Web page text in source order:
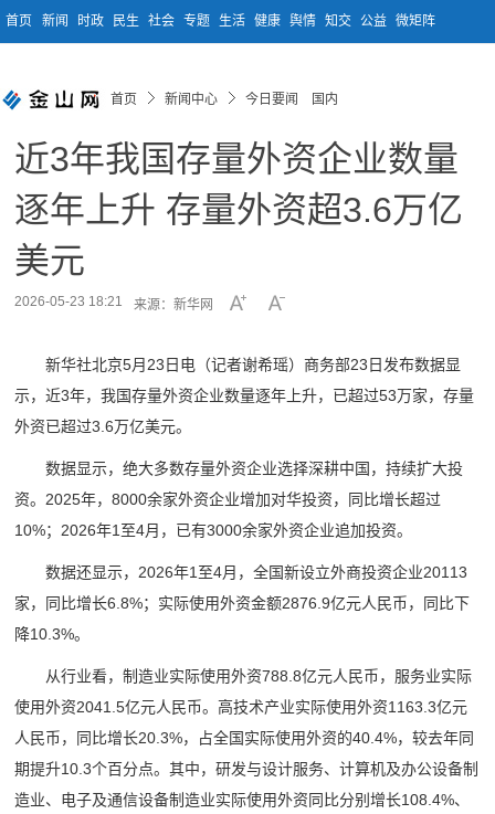
首页 新闻 时政 民生 社会 专题 生活 健康 舆情 知交 公益 微矩阵
首页 新闻中心 今日要闻 国内
近3年我国存量外资企业数量
逐年上升 存量外资超3.6万亿
美元
2026-05-23 18:21 来源：新华网
新华社北京5月23日电（记者谢希瑶）商务部23日发布数据显
示，近3年，我国存量外资企业数量逐年上升，已超过53万家，存量
外资已超过3.6万亿美元。
数据显示，绝大多数存量外资企业选择深耕中国，持续扩大投
资。2025年，8000余家外资企业增加对华投资，同比增长超过
10%；2026年1至4月，已有3000余家外资企业追加投资。
数据还显示，2026年1至4月，全国新设立外商投资企业20113
家，同比增长6.8%；实际使用外资金额2876.9亿元人民币，同比下
降10.3%。
从行业看，制造业实际使用外资788.8亿元人民币，服务业实际
使用外资2041.5亿元人民币。高技术产业实际使用外资1163.3亿元
人民币，同比增长20.3%，占全国实际使用外资的40.4%，较去年同
期提升10.3个百分点。其中，研发与设计服务、计算机及办公设备制
造业、电子及通信设备制造业实际使用外资同比分别增长108.4%、